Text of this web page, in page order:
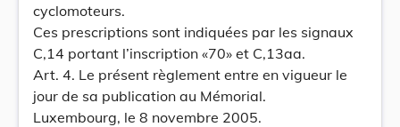
cyclomoteurs.
Ces prescriptions sont indiquées par les signaux
C,14 portant l’inscription «70» et C,13aa.
Art. 4. Le présent règlement entre en vigueur le
jour de sa publication au Mémorial.
Luxembourg, le 8 novembre 2005.